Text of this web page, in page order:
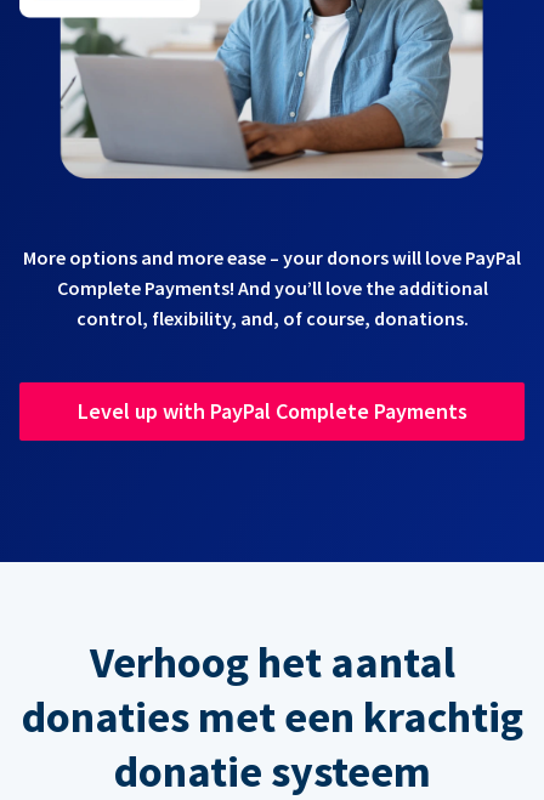
More options and more ease – your donors will love PayPal
Complete Payments! And you’ll love the additional
control, flexibility, and, of course, donations.
Level up with PayPal Complete Payments
Verhoog het aantal
donaties met een krachtig
donatie systeem